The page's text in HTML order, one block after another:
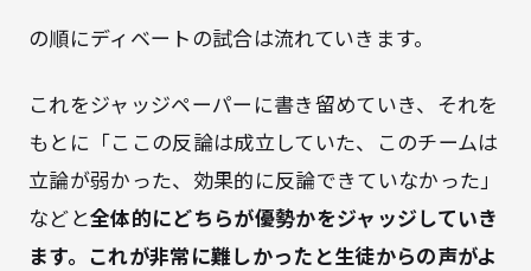
の順にディベートの試合は流れていきます。
これをジャッジペーパーに書き留めていき、それを
もとに「ここの反論は成立していた、このチームは
立論が弱かった、効果的に反論できていなかった」
などと全体的にどちらが優勢かをジャッジしていき
ます。これが非常に難しかったと生徒からの声がよ